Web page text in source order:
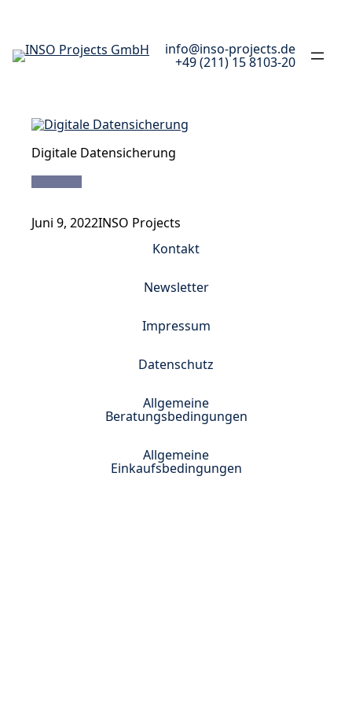
info@inso-projects.de
+49 (211) 15 8103-20
Digitale Datensicherung
Juni 9, 2022INSO Projects
Kontakt
Newsletter
Impressum
Datenschutz
Allgemeine
Beratungsbedingungen
Allgemeine
Einkaufsbedingungen